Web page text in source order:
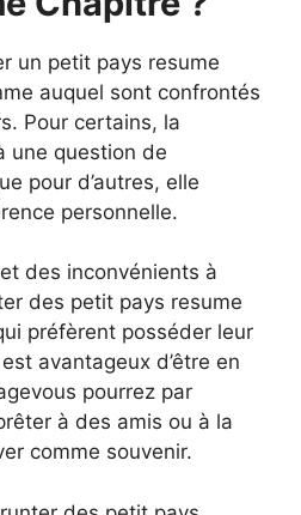
un petit pays resume
auquel sont confrontés
Pour certains, la
une question de
pour d’autres, elle
personnelle.
des inconvénients à
des petit pays resume
préfèrent posséder leur
avantageux d’être en
pourrez par
à des amis ou à la
comme souvenir.